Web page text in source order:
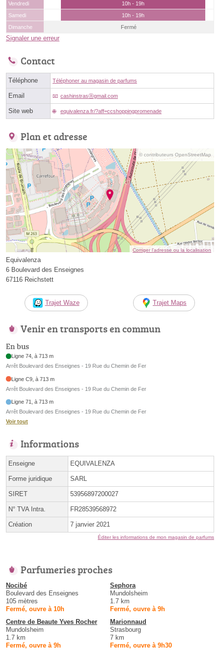
Vendredi
10h - 19h
Samedi
10h - 19h
Dimanche
Fermé
Signaler une erreur
Contact
Téléphone Téléphoner au magasin de parfums
Email cashinstrasⓐgmail.com
Site web equivalenza.fr/?aff=ccshoppingpromenade
Plan et adresse
© contributeurs OpenStreetMap
Corriger l’adresse ou la localisation
Equivalenza
6 Boulevard des Enseignes
67116 Reichstett
Trajet Waze Trajet Maps
Venir en transports en commun
En bus
Ligne 74, à 713 m
Arrêt Boulevard des Enseignes - 19 Rue du Chemin de Fer
Ligne C9, à 713 m
Arrêt Boulevard des Enseignes - 19 Rue du Chemin de Fer
Ligne 71, à 713 m
Arrêt Boulevard des Enseignes - 19 Rue du Chemin de Fer
Voir tout
Informations
Enseigne EQUIVALENZA
Forme juridique SARL
SIRET 53956897200027
N° TVA Intra. FR28539568972
Création 7 janvier 2021
Éditer les informations de mon magasin de parfums
Parfumeries proches
Nocibé
Boulevard des Enseignes
105 mètres
Fermé, ouvre à 10h
Sephora
Mundolsheim
1.7 km
Fermé, ouvre à 9h
Centre de Beaute Yves Rocher
Mundolsheim
1.7 km
Fermé, ouvre à 9h
Marionnaud
Strasbourg
7 km
Fermé, ouvre à 9h30